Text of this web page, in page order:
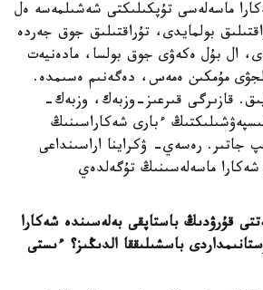
ماسەلەسى تۇپكىلىكتى شەشىلمەسە ەل
بولمايدى، تۇراقتىلىق جوق جەردە
ال بۇل ەكەۋى جوق بولسا، مادەنيەت
مۇمكىن ەمەس، دەگەنىم ەسىمدە.
قازىرگى قىرعىز-وزبەك، وزبەك-
ءبارى شەكاراسىنىڭ
جاتىر. رەسەي- ۋكراينا اراسىنداعى
ماسەلەسىنىڭ تۇگەلدەي
قۇرۋدىڭ باستاپقى بەلەسىندە شەكارا
باسشىلىققا الدىڭىز؟ ءىستى